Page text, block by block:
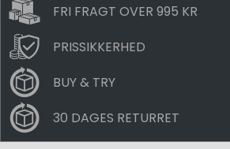
FRI FRAGT OVER 995 KR
PRISSIKKERHED
BUY & TRY
30 DAGES RETURRET